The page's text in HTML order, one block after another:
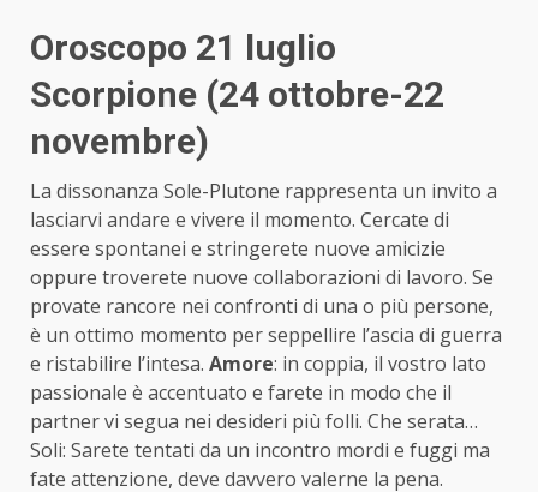
Oroscopo 21 luglio
Scorpione (24 ottobre-22
novembre)
La dissonanza Sole-Plutone rappresenta un invito a
lasciarvi andare e vivere il momento. Cercate di
essere spontanei e stringerete nuove amicizie
oppure troverete nuove collaborazioni di lavoro. Se
provate rancore nei confronti di una o più persone,
è un ottimo momento per seppellire l’ascia di guerra
e ristabilire l’intesa. Amore: in coppia, il vostro lato
passionale è accentuato e farete in modo che il
partner vi segua nei desideri più folli. Che serata…
Soli: Sarete tentati da un incontro mordi e fuggi ma
fate attenzione, deve davvero valerne la pena.